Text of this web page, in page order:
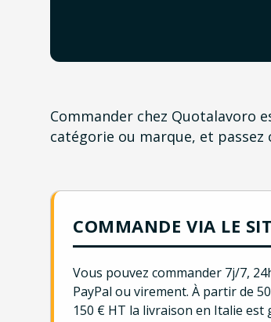
Commander chez Quotalavoro
catégorie ou marque, et
COMMANDE VIA LE
Vous pouvez commander 7j/7,
PayPal ou virement. À partir de
150 € HT la livraison en Italie est